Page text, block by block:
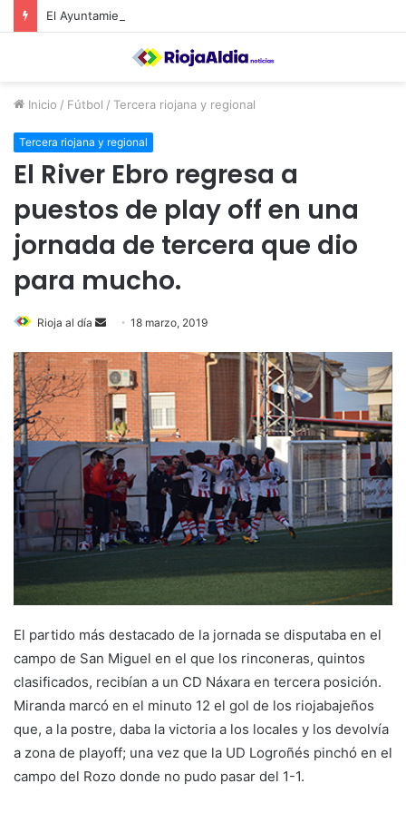
Inicio / Fútbol / Tercera riojana y regional
Tercera riojana y regional
El River Ebro regresa a
puestos de play off en una
jornada de tercera que dio
para mucho.
Rioja al día
n
d
a
n
e
m
a
l
18 marzo, 2019
El partido más destacado de la jornada se disputaba en el
campo de San Miguel en el que los rinconeras, quintos
clasificados, recibían a un CD Náxara en tercera posición.
Miranda marcó en el minuto 12 el gol de los riojabajeños
que, a la postre, daba la victoria a los locales y los devolvía
a zona de playoff; una vez que la UD Logroñés pinchó en el
campo del Rozo donde no pudo pasar del 1-1.